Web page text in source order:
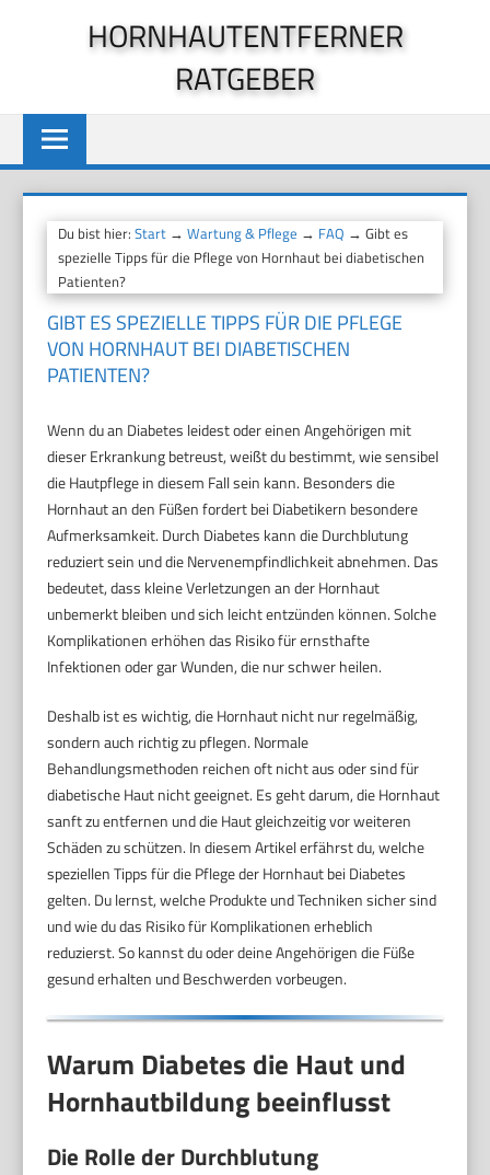
HORNHAUTENTFERNER
RATGEBER
Du bist hier:Start →Wartung & Pflege → FAQ → Gibt es
spezielle Tipps für die Pflege von Hornhaut bei diabetischen
Patienten?
GIBT ES SPEZIELLE TIPPS FÜR DIE PFLEGE
VON HORNHAUT BEI DIABETISCHEN
PATIENTEN?
Wenn du an Diabetes leidest oder einen Angehörigen mit
dieser Erkrankung betreust, weißt du bestimmt, wie sensibel
die Hautpflege in diesem Fall sein kann. Besonders die
Hornhaut an den Füßen fordert bei Diabetikern besondere
Aufmerksamkeit. Durch Diabetes kann die Durchblutung
reduziert sein und die Nervenempfindlichkeit abnehmen. Das
bedeutet, dass kleine Verletzungen an der Hornhaut
unbemerkt bleiben und sich leicht entzünden können. Solche
Komplikationen erhöhen das Risiko für ernsthafte
Infektionen oder gar Wunden, die nur schwer heilen.
Deshalb ist es wichtig, die Hornhaut nicht nur regelmäßig,
sondern auch richtig zu pflegen. Normale
Behandlungsmethoden reichen oft nicht aus oder sind für
diabetische Haut nicht geeignet. Es geht darum, die Hornhaut
sanft zu entfernen und die Haut gleichzeitig vor weiteren
Schäden zu schützen. In diesem Artikel erfährst du, welche
speziellen Tipps für die Pflege der Hornhaut bei Diabetes
gelten. Du lernst, welche Produkte und Techniken sicher sind
und wie du das Risiko für Komplikationen erheblich
reduzierst. So kannst du oder deine Angehörigen die Füße
gesund erhalten und Beschwerden vorbeugen.
Warum Diabetes die Haut und
Hornhautbildung beeinflusst
Die Rolle der Durchblutung